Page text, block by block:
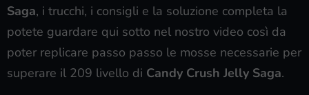
Saga, i trucchi, i consigli e la soluzione completa la
potete guardare qui sotto nel nostro video così da
poter replicare passo passo le mosse necessarie per
superare il 209 livello di Candy Crush Jelly Saga.